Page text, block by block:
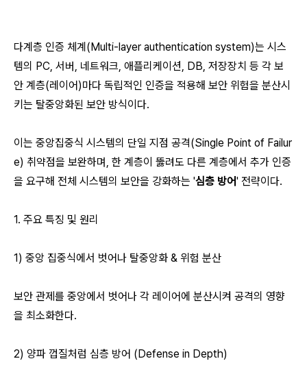
다계층 인증 체계(Multi-layer authentication system)는 시스
템의 PC, 서버, 네트워크, 애플리케이션, DB, 저장장치 등 각 보
안 계층(레이어)마다 독립적인 인증을 적용해 보안 위험을 분산시
키는 탈중앙화된 보안 방식이다.
이는 중앙집중식 시스템의 단일 지점 공격(Single Point of Failur
e) 취약점을 보완하며, 한 계층이 뚫려도 다른 계층에서 추가 인증
을 요구해 전체 시스템의 보안을 강화하는 '심층 방어' 전략이다.
1. 주요 특징 및 원리
1) 중앙 집중식에서 벗어나 탈중앙화 & 위험 분산
보안 관제를 중앙에서 벗어나 각 레이어에 분산시켜 공격의 영향
을 최소화한다.
2) 양파 껍질처럼 심층 방어 (Defense in Depth)